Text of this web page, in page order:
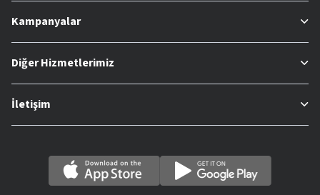
Kampanyalar
Diğer Hizmetlerimiz
İletişim